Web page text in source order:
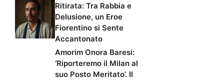
Ritirata: Tra Rabbia e
Delusione, un Eroe
Fiorentino si Sente
Accantonato
Amorim Onora Baresi:
‘Riporteremo il Milan al
suo Posto Meritato’. Il